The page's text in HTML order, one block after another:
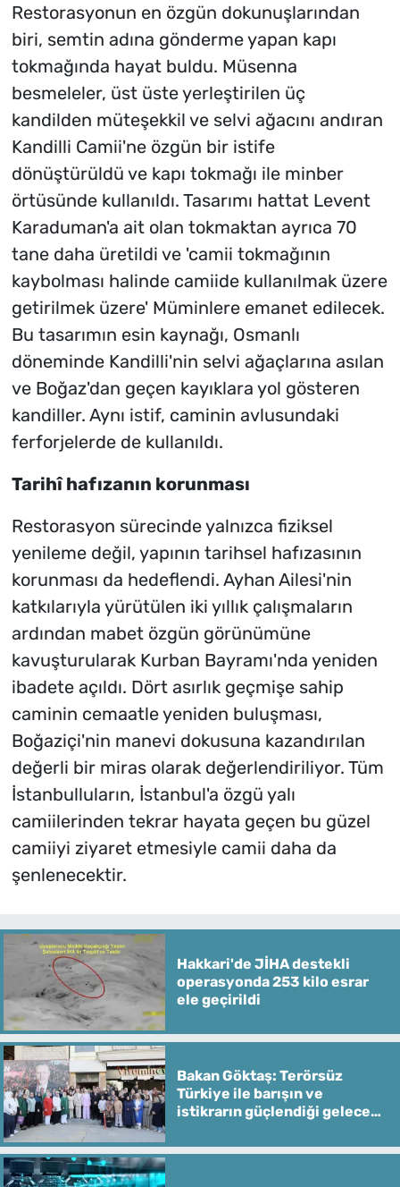
Restorasyonun en özgün dokunuşlarından
biri, semtin adına gönderme yapan kapı
tokmağında hayat buldu. Müsenna
besmeleler, üst üste yerleştirilen üç
kandilden müteşekkil ve selvi ağacını andıran
Kandilli Camii'ne özgün bir istife
dönüştürüldü ve kapı tokmağı ile minber
örtüsünde kullanıldı. Tasarımı hattat Levent
Karaduman'a ait olan tokmaktan ayrıca 70
tane daha üretildi ve 'camii tokmağının
kaybolması halinde camiide kullanılmak üzere
getirilmek üzere' Müminlere emanet edilecek.
Bu tasarımın esin kaynağı, Osmanlı
döneminde Kandilli'nin selvi ağaçlarına asılan
ve Boğaz'dan geçen kayıklara yol gösteren
kandiller. Aynı istif, caminin avlusundaki
ferforjelerde de kullanıldı.
Tarihî hafızanın korunması
Restorasyon sürecinde yalnızca fiziksel
yenileme değil, yapının tarihsel hafızasının
korunması da hedeflendi. Ayhan Ailesi'nin
katkılarıyla yürütülen iki yıllık çalışmaların
ardından mabet özgün görünümüne
kavuşturularak Kurban Bayramı'nda yeniden
ibadete açıldı. Dört asırlık geçmişe sahip
caminin cemaatle yeniden buluşması,
Boğaziçi'nin manevi dokusuna kazandırılan
değerli bir miras olarak değerlendiriliyor. Tüm
İstanbulluların, İstanbul'a özgü yalı
camiilerinden tekrar hayata geçen bu güzel
camiiyi ziyaret etmesiyle camii daha da
şenlenecektir.
Hakkari'de JİHA destekli
operasyonda 253 kilo esrar
ele geçirildi
Bakan Göktaş: Terörsüz
Türkiye ile barışın ve
istikrarın güçlendiği gelecek